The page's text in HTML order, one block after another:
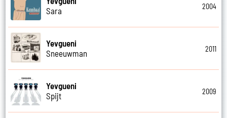
Sara
2004
Yevgueni
Sneeuwman
2011
Yevgueni
Spijt
2009